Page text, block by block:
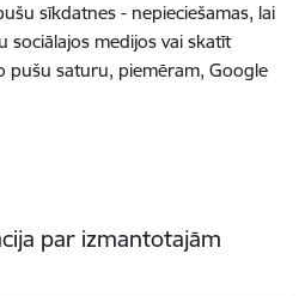
sīkdatnes - nepieciešamas, lai
sociālajos medijos vai skatīt
pušu saturu, piemēram, Google
par izmantotajām